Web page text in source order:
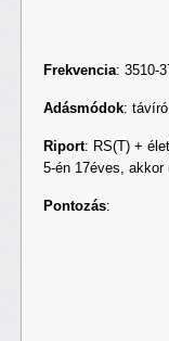
Frekvencia: 3510-
Adásmódok:
Riport: RS(T) +
5-én 17éves, akkor
Pontozás: